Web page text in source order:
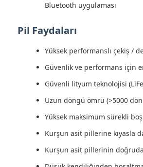
Bluetooth uygulaması
Pil Faydaları
Yüksek performanslı çekiş /
Güvenlik ve performans için
Güvenli lityum teknolojisi
Uzun döngü ömrü (>5000
Yüksek maksimum sürekli
Kurşun asit pillerine kıyasla
Kurşun asit pillerinin